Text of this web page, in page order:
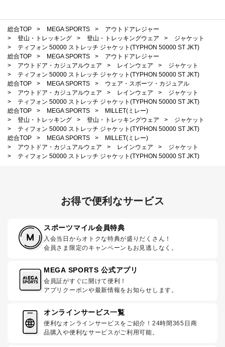
総合TOP > MEGA SPORTS >
アウトドアレジャー
>
登山・トレッキング > 登山・トレッキングウェア >
ジャケット
>
ティフォン 50000 ストレッチ ジャケット(TYPHON 50000 ST JKT)
総合TOP
> MEGA SPORTS >
アウトドアレジャー
>
アウトドア・カジュアルウェア > レインウェア >
ジャケット
>
ティフォン 50000 ストレッチ ジャケット(TYPHON 50000 ST JKT)
総合TOP
> MEGA SPORTS >
ウェア・スポーツ・カジュアル
>
アウトドア・カジュアルウェア > レインウェア >
ジャケット
>
ティフォン 50000 ストレッチ ジャケット(TYPHON 50000 ST JKT)
総合TOP
> MEGA SPORTS >
MILLET(ミレー)
>
登山・トレッキング > 登山・トレッキングウェア >
ジャケット
>
ティフォン 50000 ストレッチ ジャケット(TYPHON 50000 ST JKT)
総合TOP
> MEGA SPORTS >
MILLET(ミレー)
>
アウトドア・カジュアルウェア > レインウェア >
ジャケット
>
ティフォン 50000 ストレッチ ジャケット(TYPHON 50000 ST JKT)
お得で便利なサービス
スポーツマイル会員特典
入会当日からオトクな特典が盛りだくさん！
会員さま限定のキャンペーンもお見逃しなく。
MEGA SPORTS 公式アプリ
会員証がすぐに開けて便利！
アプリクーポンや最新情報をお知らせします。
オンラインサービス一覧
便利なオンラインサービスをご紹介！24時間365日商
品購入や便利なサービスがご利用可能。